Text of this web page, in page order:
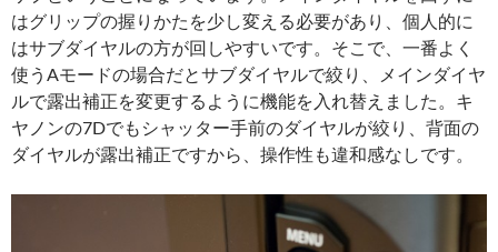
はグリップの握りかたを少し変える必要があり、個人的に
はサブダイヤルの方が回しやすいです。そこで、一番よく
使うAモードの場合だとサブダイヤルで絞り、メインダイヤ
ルで露出補正を変更するように機能を入れ替えました。キ
ヤノンの7Dでもシャッター手前のダイヤルが絞り、背面の
ダイヤルが露出補正ですから、操作性も違和感なしです。